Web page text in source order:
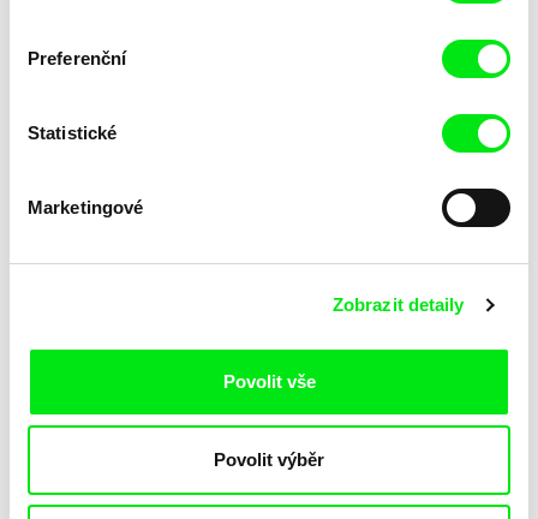
Preferenční
Statistické
Marketingové
Zobrazit detaily
Povolit vše
Povolit výběr
David Redmon, Ashley Sabin
Peter Tscherkassky